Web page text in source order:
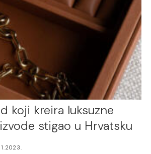
koji kreira luksuzne
stigao u Hrvatsku